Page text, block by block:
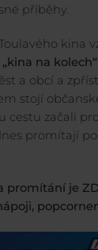
příběhy.
kina
„kina na kolech“
a obcí a
stojí
cestu začali
promítají
promítání je